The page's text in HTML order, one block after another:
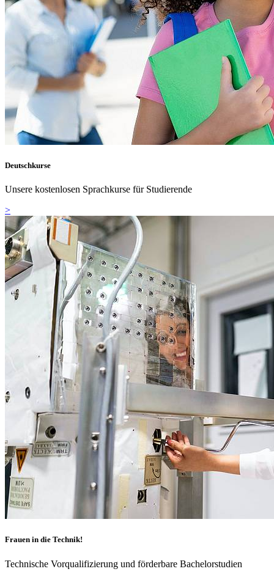
Deutschkurse
Unsere kostenlosen Sprachkurse für Studierende
>
Frauen in die Technik!
Technische Vorqualifizierung und förderbare Bachelorstudien